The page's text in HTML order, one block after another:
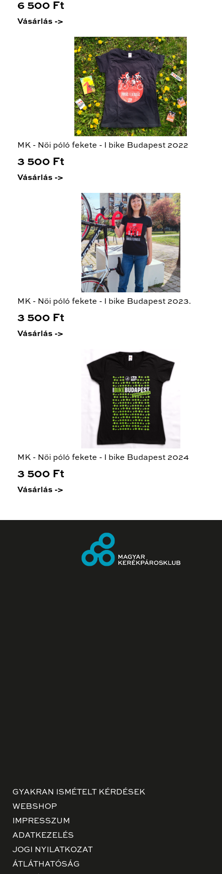
6 500 Ft
Vásárlás ->
MK - Női póló fekete - I bike Budapest 2022
3 500 Ft
Vásárlás ->
MK - Női póló fekete - I bike Budapest 2023.
3 500 Ft
Vásárlás ->
MK - Női póló fekete - I bike Budapest 2024
3 500 Ft
Vásárlás ->
GYAKRAN ISMÉTELT KÉRDÉSEK
WEBSHOP
IMPRESSZUM
ADATKEZELÉS
JOGI NYILATKOZAT
ÁTLÁTHATÓSÁG